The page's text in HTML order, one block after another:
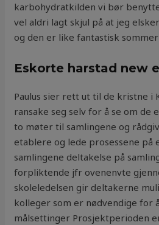
karbohydratkilden vi bør benytte
vel aldri lagt skjul på at jeg
og den er like fantastisk
Eskorte harstad new
Paulus sier rett ut til de kristne i
ransake seg selv for å se om de
to møter til samlingene og
etablere og lede prosessene på
samlingene deltakelse på
forpliktende jfr ovenenvte
skoleledelsen gir deltakerne
kolleger som er nødvendige for å
målsettinger Prosjektperioden